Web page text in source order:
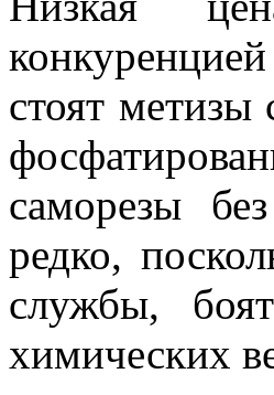
стоят
саморезы
редко,
службы,
химических